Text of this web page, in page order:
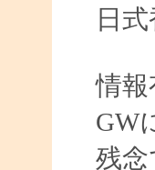
日
情報
GW
残念